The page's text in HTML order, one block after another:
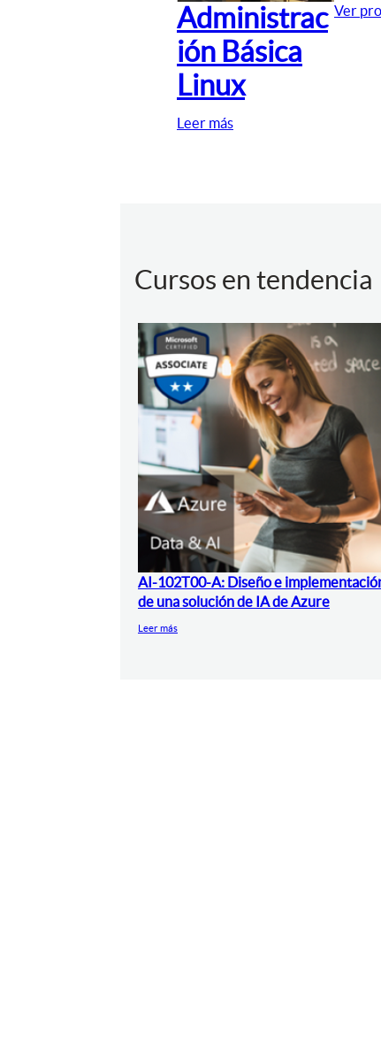
Administrac
ión Básica
Linux
Leer más
Ver
Cursos en tendencia
AI-102T00-A: Diseño e
de una solución de IA de Azure
Leer más